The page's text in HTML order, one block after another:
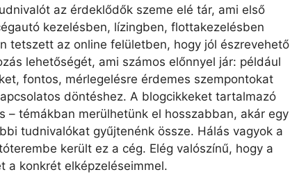
az érdeklődők szeme elé tár, ami első
kezelésben, lízingben, flottakezelésben
tetszett az online felületben, hogy jól észrevehető
lehetőségét, ami számos előnnyel jár: például
fontos, mérlegelésre érdemes szempontokat
döntéshez. A blogcikkeket tartalmazó
– témákban merülhetünk el hosszabban, akár egy
tudnivalókat gyűjtenénk össze. Hálás vagyok a
került ez a cég. Elég valószínű, hogy a
a konkrét elképzeléseimmel.